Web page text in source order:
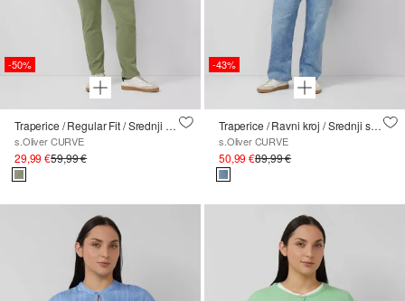
-50%
Traperice / Regular Fit / Srednji struk / Uske nogavice
s.Oliver CURVE
29,99 €59,99 €
-43%
Traperice / Ravni kroj / Srednji struk / Ravne nogavice
s.Oliver CURVE
50,99 €89,99 €